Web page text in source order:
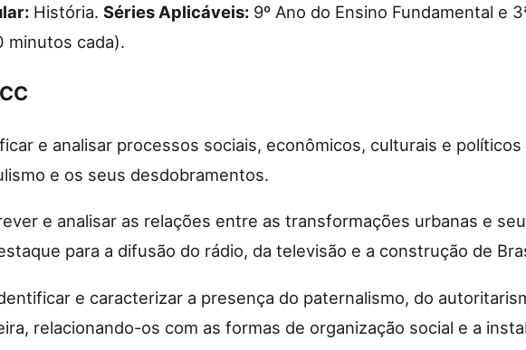
História. Séries Aplicáveis: 9º Ano do Ensino Fundamental e
minutos cada).
e analisar processos sociais, econômicos, culturais e
e os seus desdobramentos.
e analisar as relações entre as transformações urbanas e
para a difusão do rádio, da televisão e a construção de
e caracterizar a presença do paternalismo, do
relacionando-os com as formas de organização social e a